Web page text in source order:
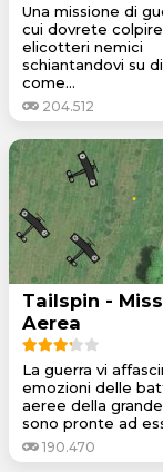
Una missione di
cui dovrete
elicotteri nemici
schiantandovi su
come...
204.512
Tailspin -
Aerea
La guerra vi
emozioni delle
aeree della
sono pronte ad
190.470